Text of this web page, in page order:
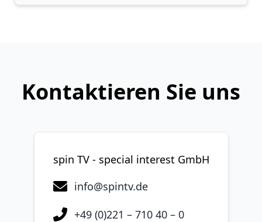
Kontaktieren Sie uns
spin TV - special interest GmbH
info@spintv.de
+49 (0)221 – 710 40 – 0